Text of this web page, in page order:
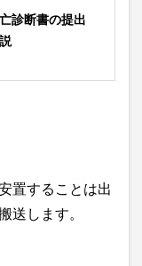
診断書の提出
置することは出
送します。